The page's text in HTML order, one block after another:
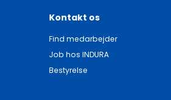
Kontakt os
Find medarbejder
Job hos INDURA
Bestyrelse